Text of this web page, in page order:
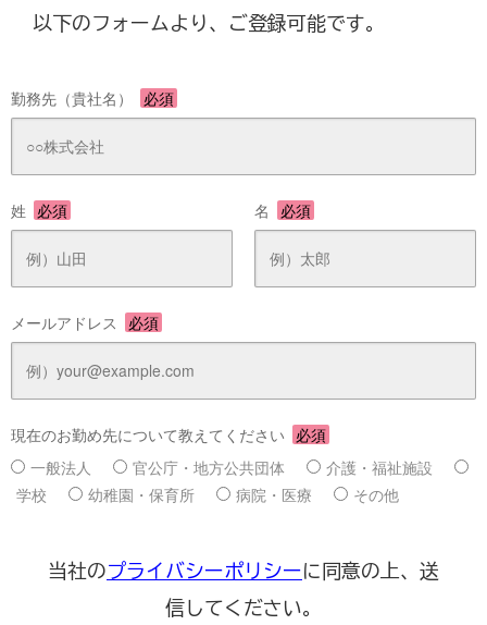
以下のフォームより、ご登録可能です。
勤務先（貴社名） 必須
姓 必須 名 必須
メールアドレス 必須
現在のお勤め先について教えてください 必須
一般法人
官公庁・地方公共団体
介護・福祉施設
学校
幼稚園・保育所 病院・医療 その他
当社のプライバシーポリシーに同意の上、送
信してください。